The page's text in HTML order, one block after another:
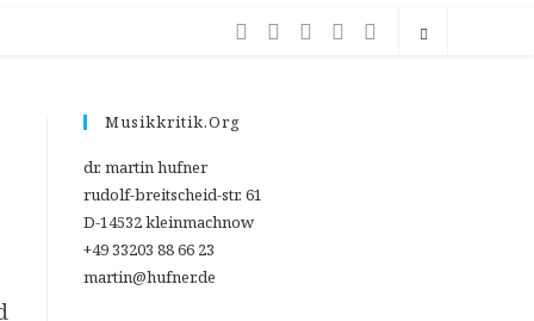
Musikkritik.org
dr. martin hufner
rudolf-breitscheid-str. 61
D-14532 kleinmachnow
+49 33203 88 66 23
martin@hufner.de